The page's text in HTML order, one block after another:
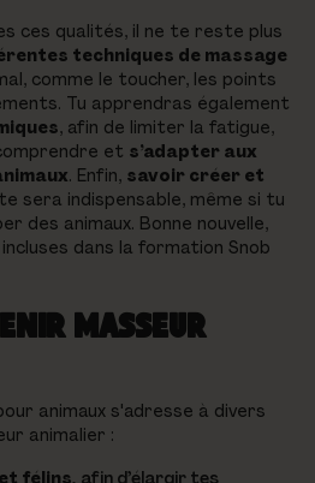
ces qualités, il ne te reste plus
techniques de massage
comme le toucher, les points
Tu apprendras également
, afin de limiter la fatigue,
et s’adapter aux
. Enfin, savoir créer et
te sera indispensable, même si tu
des animaux. Bonne nouvelle,
dans la formation Snob
MASSEUR
animaux s'adresse à divers
animalier :
félins, afin d’élargir tes